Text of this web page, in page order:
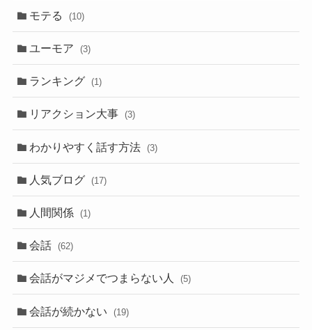
モテる (10)
ユーモア (3)
ランキング (1)
リアクション大事 (3)
わかりやすく話す方法 (3)
人気ブログ (17)
人間関係 (1)
会話 (62)
会話がマジメでつまらない人 (5)
会話が続かない (19)